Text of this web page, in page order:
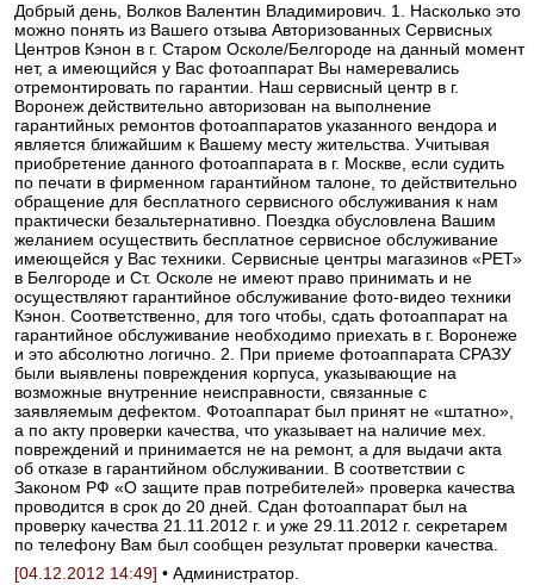
Добрый день, Волков Валентин Владимирович. 1. Насколько это
можно понять из Вашего отзыва Авторизованных Сервисных
Центров Кэнон в г. Старом Осколе/Белгороде на данный момент
нет, а имеющийся у Вас фотоаппарат Вы намеревались
отремонтировать по гарантии. Наш сервисный центр в г.
Воронеж действительно авторизован на выполнение
гарантийных ремонтов фотоаппаратов указанного вендора и
является ближайшим к Вашему месту жительства. Учитывая
приобретение данного фотоаппарата в г. Москве, если судить
по печати в фирменном гарантийном талоне, то действительно
обращение для бесплатного сервисного обслуживания к нам
практически безальтернативно. Поездка обусловлена Вашим
желанием осуществить бесплатное сервисное обслуживание
имеющейся у Вас техники. Сервисные центры магазинов «РЕТ»
в Белгороде и Ст. Осколе не имеют право принимать и не
осуществляют гарантийное обслуживание фото-видео техники
Кэнон. Соответственно, для того чтобы, сдать фотоаппарат на
гарантийное обслуживание необходимо приехать в г. Воронеже
и это абсолютно логично. 2. При приеме фотоаппарата СРАЗУ
были выявлены повреждения корпуса, указывающие на
возможные внутренние неисправности, связанные с
заявляемым дефектом. Фотоаппарат был принят не «штатно»,
а по акту проверки качества, что указывает на наличие мех.
повреждений и принимается не на ремонт, а для выдачи акта
об отказе в гарантийном обслуживании. В соответствии с
Законом РФ «О защите прав потребителей» проверка качества
проводится в срок до 20 дней. Сдан фотоаппарат был на
проверку качества 21.11.2012 г. и уже 29.11.2012 г. секретарем
по телефону Вам был сообщен результат проверки качества.
[04.12.2012 14:49] • Администратор.